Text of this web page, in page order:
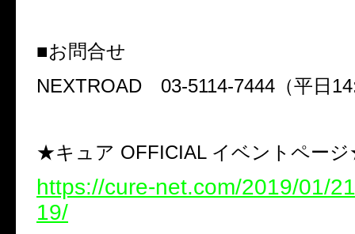
■お問合せ
NEXTROAD 03-5114-7444（平日
★キュア OFFICIAL イベントペー
https://cure-net.com/2019/01/
19/